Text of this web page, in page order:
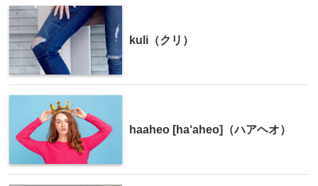
kuli（クリ）
haaheo [ha‘aheo]（ハアヘオ）